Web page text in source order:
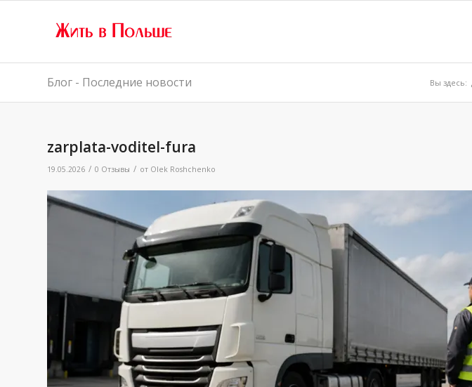
Блог - Последние новости Вы здесь:
zarplata-voditel-fura
19.05.2026 / 0 Отзывы / от Olek Roshchenko